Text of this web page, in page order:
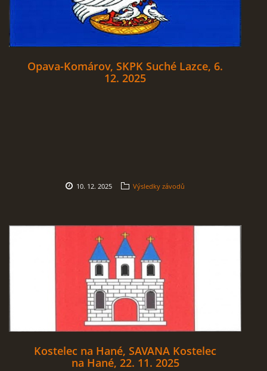
Opava-Komárov, SKPK Suché Lazce, 6.
12. 2025
10. 12. 2025 Výsledky závodů
Kostelec na Hané, SAVANA Kostelec
na Hané, 22. 11. 2025